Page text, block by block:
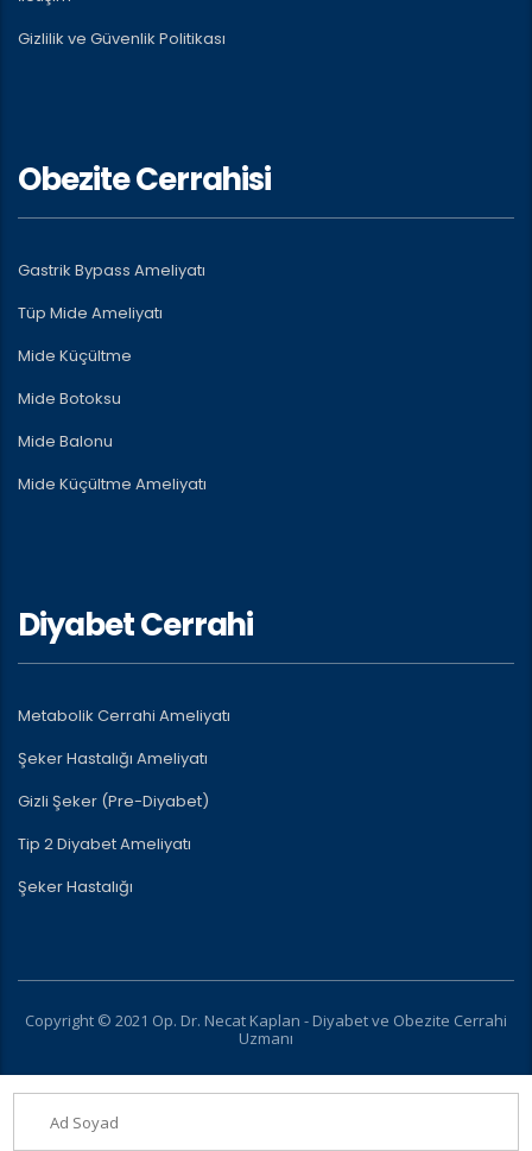
Gizlilik ve Güvenlik Politikası
Obezite Cerrahisi
Gastrik Bypass Ameliyatı
Tüp Mide Ameliyatı
Mide Küçültme
Mide Botoksu
Mide Balonu
Mide Küçültme Ameliyatı
Diyabet Cerrahi
Metabolik Cerrahi Ameliyatı
Şeker Hastalığı Ameliyatı
Gizli Şeker (Pre-Diyabet)
Tip 2 Diyabet Ameliyatı
Şeker Hastalığı
Copyright © 2021 Op. Dr. Necat Kaplan - Diyabet ve Obezite Cerrahi
Uzmanı